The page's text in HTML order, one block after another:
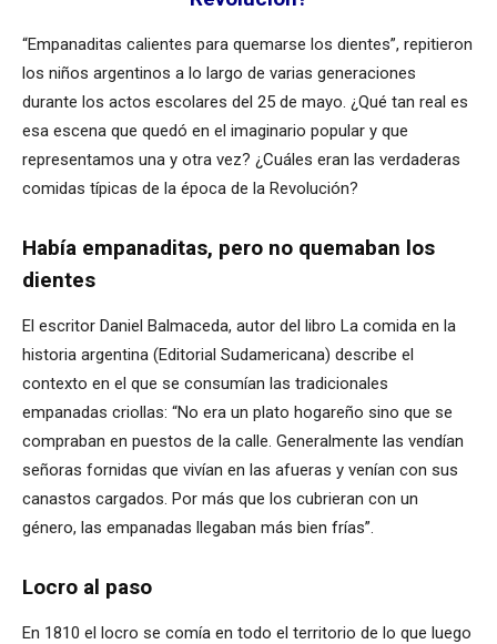
“Empanaditas calientes para quemarse los dientes”, repitieron
los niños argentinos a lo largo de varias generaciones
durante los actos escolares del 25 de mayo. ¿Qué tan real es
esa escena que quedó en el imaginario popular y que
representamos una y otra vez? ¿Cuáles eran las verdaderas
comidas típicas de la época de la Revolución?
Había empanaditas, pero no quemaban los
dientes
El escritor Daniel Balmaceda, autor del libro La comida en la
historia argentina (Editorial Sudamericana) describe el
contexto en el que se consumían las tradicionales
empanadas criollas: “No era un plato hogareño sino que se
compraban en puestos de la calle. Generalmente las vendían
señoras fornidas que vivían en las afueras y venían con sus
canastos cargados. Por más que los cubrieran con un
género, las empanadas llegaban más bien frías”.
Locro al paso
En 1810 el locro se comía en todo el territorio de lo que luego